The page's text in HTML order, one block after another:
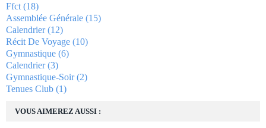
VOUS AIMEREZ AUSSI :
Ffct (18)
Assemblée Générale (15)
Calendrier(12)
Récit De Voyage (10)
Gymnastique (6)
Calendrier(3)
Gymnastique-Soir(2)
Tenues Club (1)